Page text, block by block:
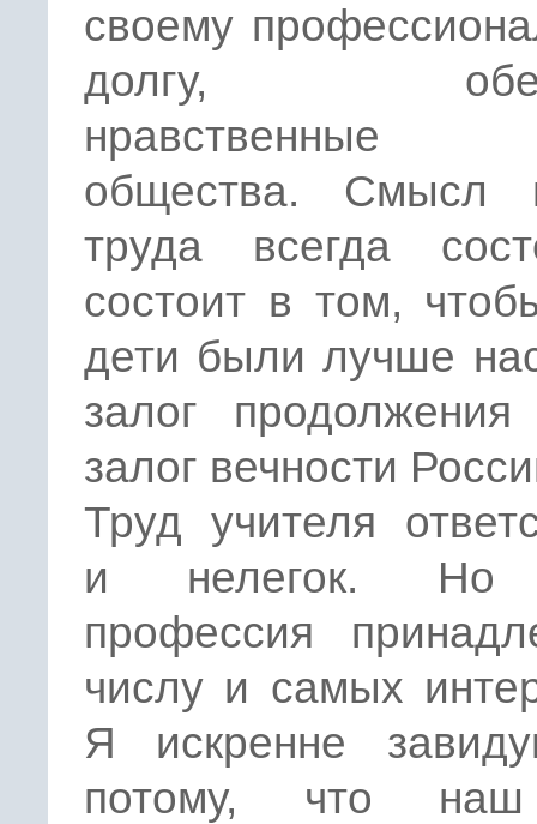
своему
долгу,
нравственные
общества. Смысл
труда всегда
состоит в том,
дети были лучше
залог продолжения
залог вечности
Труд учителя
и нелегок. Но
профессия
числу и самых
Я искренне
потому, что